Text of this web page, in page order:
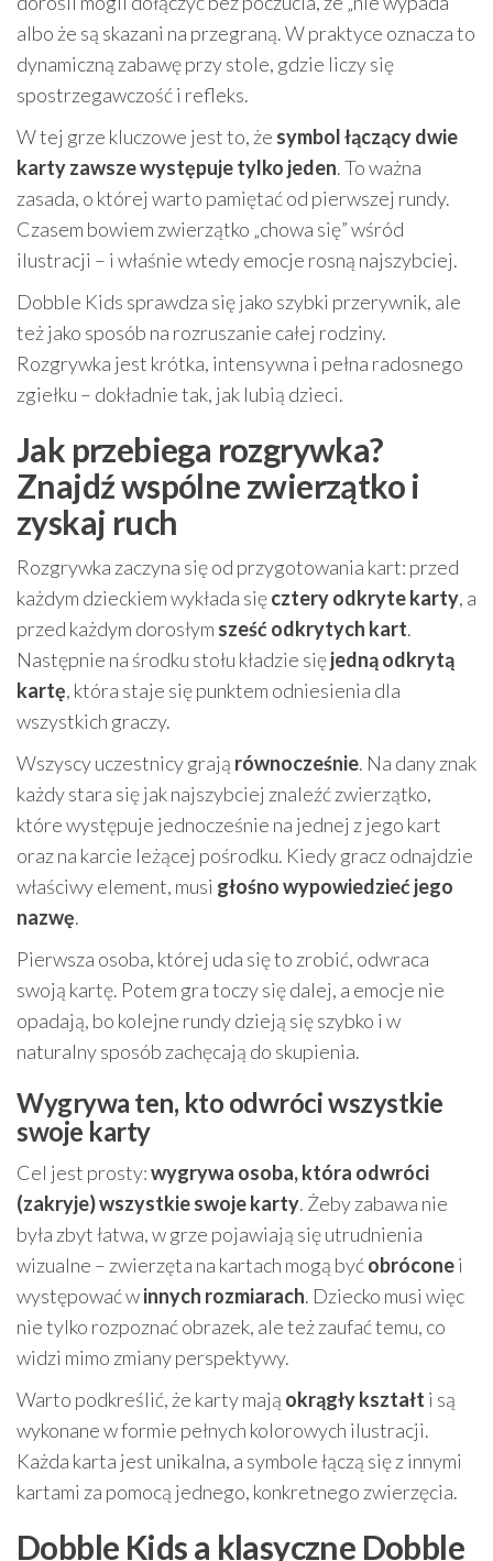
albo że są skazani na przegraną. W praktyce oznacza to
dynamiczną zabawę przy stole, gdzie liczy się
spostrzegawczość i refleks.
W tej grze kluczowe jest to, że symbol łączący dwie
karty zawsze występuje tylko jeden. To ważna
zasada, o której warto pamiętać od pierwszej rundy.
Czasem bowiem zwierzątko „chowa się” wśród
ilustracji – i właśnie wtedy emocje rosną najszybciej.
Dobble Kids sprawdza się jako szybki przerywnik, ale
też jako sposób na rozruszanie całej rodziny.
Rozgrywka jest krótka, intensywna i pełna radosnego
zgiełku – dokładnie tak, jak lubią dzieci.
Jak przebiega rozgrywka?
Znajdź wspólne zwierzątko i
zyskaj ruch
Rozgrywka zaczyna się od przygotowania kart: przed
każdym dzieckiem wykłada sięcztery odkryte karty, a
przed każdym dorosłym sześć odkrytych kart.
Następnie na środku stołu kładzie sięjedną odkrytą
kartę, która staje się punktem odniesienia dla
wszystkich graczy.
Wszyscy uczestnicy grają równocześnie. Na dany znak
każdy stara się jak najszybciej znaleźć zwierzątko,
które występuje jednocześnie na jednej z jego kart
oraz na karcie leżącej pośrodku. Kiedy gracz odnajdzie
właściwy element, musi głośno wypowiedzieć jego
nazwę.
Pierwsza osoba, której uda się to zrobić, odwraca
swoją kartę. Potem gra toczy się dalej, a emocje nie
opadają, bo kolejne rundy dzieją się szybko i w
naturalny sposób zachęcają do skupienia.
Wygrywa ten, kto odwróci wszystkie
swoje karty
Cel jest prosty:wygrywa osoba, która odwróci
(zakryje) wszystkie swoje karty. Żeby zabawa nie
była zbyt łatwa, w grze pojawiają się utrudnienia
wizualne – zwierzęta na kartach mogą byćobróconei
występować winnych rozmiarach. Dziecko musi więc
nie tylko rozpoznać obrazek, ale też zaufać temu, co
widzi mimo zmiany perspektywy.
Warto podkreślić, że karty mają okrągły kształt i są
wykonane w formie pełnych kolorowych ilustracji.
Każda karta jest unikalna, a symbole łączą się z innymi
kartami za pomocą jednego, konkretnego zwierzęcia.
Dobble Kids a klasyczne Dobble